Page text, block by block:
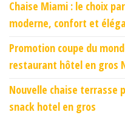
Chaise Miami : le choix
moderne, confort et
Promotion coupe du
restaurant hôtel en gros
Nouvelle chaise terrasse
snack hotel en gros